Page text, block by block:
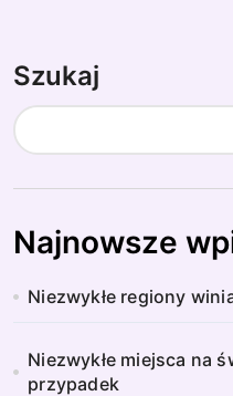
Szukaj
Najnowsze
Niezwykłe regiony
Niezwykłe miejsca na
przypadek